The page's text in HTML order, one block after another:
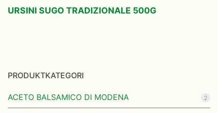
URSINI SUGO TRADIZIONALE 500G
PRODUKTKATEGORI
ACETO BALSAMICO DI MODENA 2